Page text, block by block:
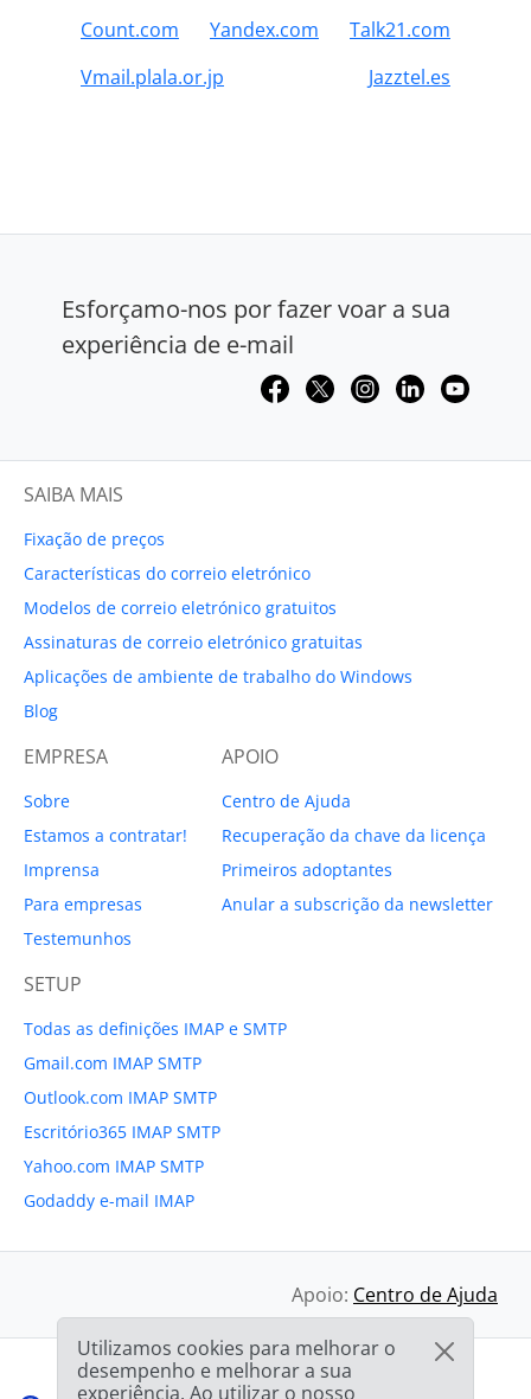
Count.com
Yandex.com
Talk21.com
Vmail.plala.or.jp
Jazztel.es
Esforçamo-nos por fazer voar a sua
experiência de e-mail
SAIBA MAIS
Fixação de preços
Características do correio eletrónico
Modelos de correio eletrónico gratuitos
Assinaturas de correio eletrónico gratuitas
Aplicações de ambiente de trabalho do Windows
Blog
EMPRESA
Sobre
Estamos a contratar!
Imprensa
Para empresas
Testemunhos
APOIO
Centro de Ajuda
Recuperação da chave da licença
Primeiros adoptantes
Anular a subscrição da newsletter
SETUP
Todas as definições IMAP e SMTP
Gmail.com IMAP SMTP
Outlook.com IMAP SMTP
Escritório365 IMAP SMTP
Yahoo.com IMAP SMTP
Godaddy e-mail IMAP
Apoio: Centro de Ajuda
Utilizamos cookies para melhorar o
desempenho e melhorar a sua
experiência. Ao utilizar o nosso